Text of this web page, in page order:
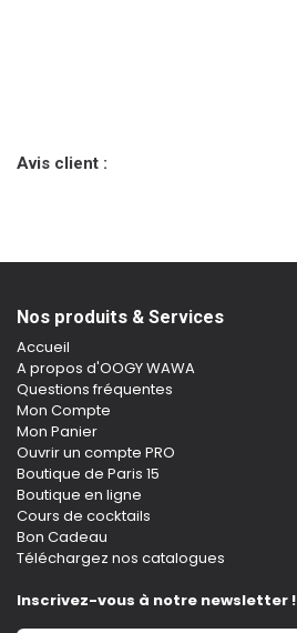
Avis client :
Nos produits & Services
Accueil
A propos d'OOGY WAWA
Questions fréquentes
Mon Compte
Mon Panier
Ouvrir un compte PRO
Boutique de Paris 15
Boutique en ligne
Cours de cocktails
Bon Cadeau
Téléchargez nos catalogues
Inscrivez-vous à notre newsletter !